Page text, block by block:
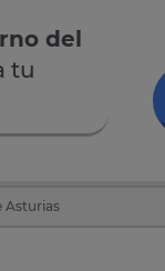
del
tu
Asturias